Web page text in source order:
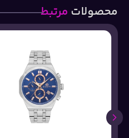
محصولات مرتبط